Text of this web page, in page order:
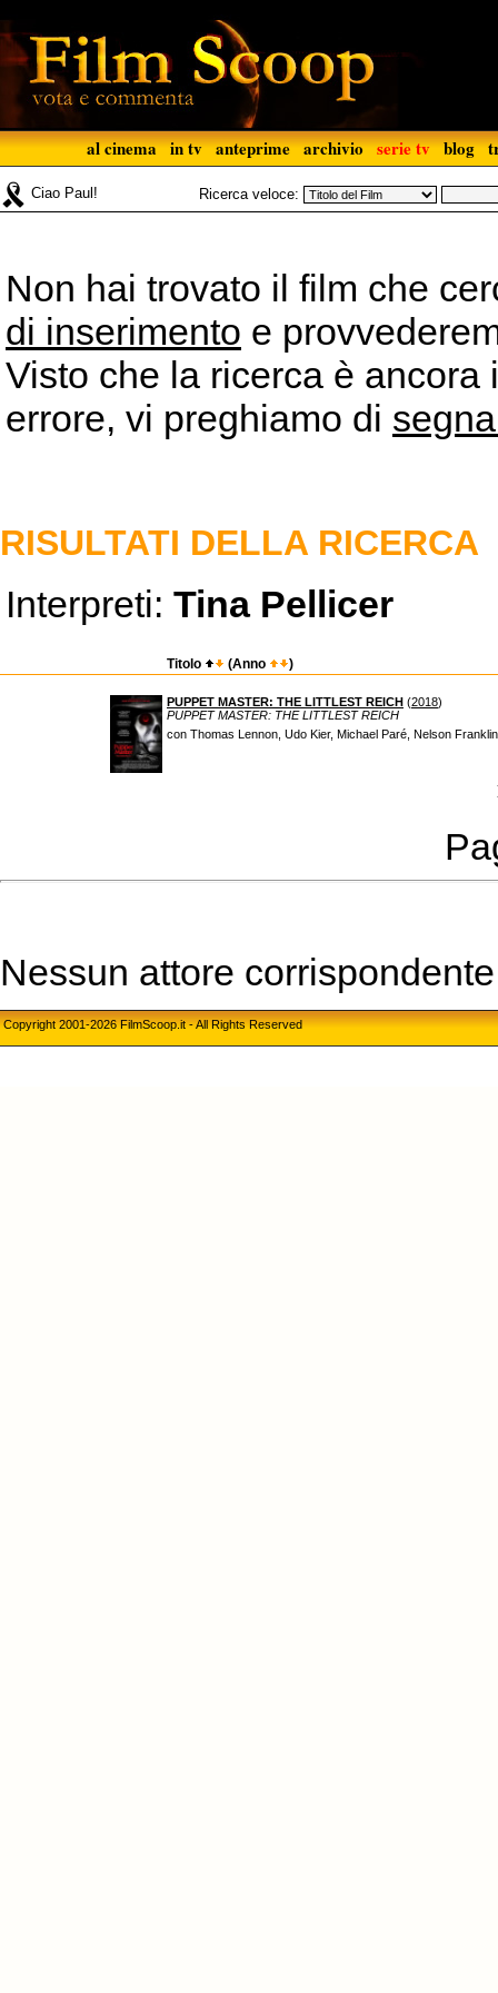
al cinema in tv anteprime archivio serie tv blog
Ciao Paul! Ricerca veloce:
Non hai trovato il film che
di inserimento e
Visto che la ricerca è
errore, vi preghiamo di
RISULTATI DELLA RICERCA
Interpreti: Tina Pellicer
Titolo (Anno )
PUPPET MASTER: THE LITTLEST REICH (2018)
PUPPET MASTER: THE LITTLEST REICH
con Thomas Lennon, Udo Kier, Michael Paré, Nelson
Nessun attore
Copyright 2001-2026 FilmScoop.it - All Rights Reserved